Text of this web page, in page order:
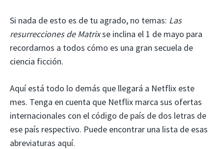
Si nada de esto es de tu agrado, no temas: Las
resurrecciones de Matrixse inclina el 1 de mayo para
recordarnos a todos cómo es una gran secuela de
ciencia ficción.
Aquí está todo lo demás que llegará a Netflix este
mes. Tenga en cuenta que Netflix marca sus ofertas
internacionales con el código de país de dos letras de
ese país respectivo. Puede encontrar una lista de esas
abreviaturas aquí.